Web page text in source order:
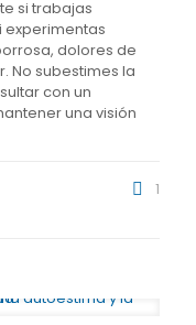
si trabajas
experimentas
dolores de
No subestimes la
con un
una visión
1